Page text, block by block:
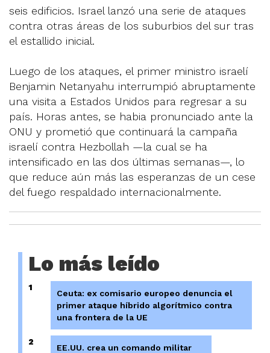
seis edificios. Israel lanzó una serie de ataques
contra otras áreas de los suburbios del sur tras
el estallido inicial.
Luego de los ataques, el primer ministro israelí
Benjamin Netanyahu interrumpió abruptamente
una visita a Estados Unidos para regresar a su
país. Horas antes, se habia pronunciado ante la
ONU y prometió que continuará la campaña
israelí contra Hezbollah —la cual se ha
intensificado en las dos últimas semanas—, lo
que reduce aún más las esperanzas de un cese
del fuego respaldado internacionalmente.
Lo más leído
1
Ceuta: ex comisario europeo denuncia el
primer ataque híbrido algorítmico contra
una frontera de la UE
2
EE.UU. crea un comando militar